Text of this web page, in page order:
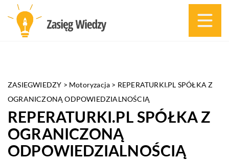
ZASIEGWIEDZY > Motoryzacja > REPERATURKI.PL SPÓŁKA Z
OGRANICZONĄ ODPOWIEDZIALNOŚCIĄ
REPERATURKI.PL SPÓŁKA Z
OGRANICZONĄ
ODPOWIEDZIALNOŚCIĄ